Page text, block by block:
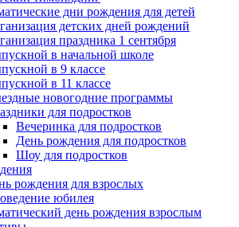
дни рождения для детей
детских дней рождений
праздника 1 сентября
в начальной школе
в 9 классе
в 11 классе
новогодние программы
для подростков
Вечеринка для подростков
День рождения для подростков
Шоу для подростков
рождения для взрослых
юбилея
день рождения взрослым